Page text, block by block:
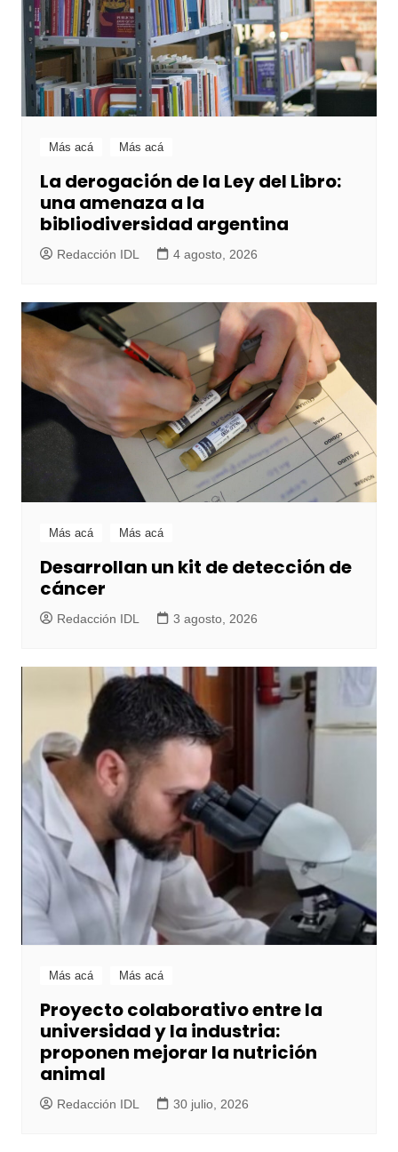
Más acá Más acá
La derogación de la Ley del Libro:
una amenaza a la
bibliodiversidad argentina
Redacción IDL 4 agosto, 2026
Más acá Más acá
Desarrollan un kit de detección de
cáncer
Redacción IDL 3 agosto, 2026
Más acá Más acá
Proyecto colaborativo entre la
universidad y la industria:
proponen mejorar la nutrición
animal
Redacción IDL 30 julio, 2026